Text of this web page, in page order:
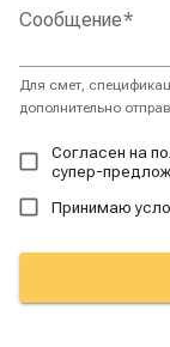
Сообщение*
Для смет,
дополнительно
Согласен на
супер-
Принимаю